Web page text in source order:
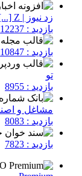
زد نیوز | Z [...]
بازدید : 12237
بازدید : 10847
تو
بازدید : 8955
مشاغل و
بازدید : 8083
بازدید : 7823